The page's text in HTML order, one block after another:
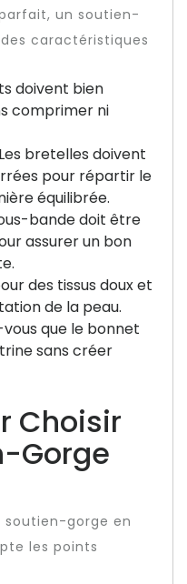
un soutien-
caractéristiques
doivent bien
comprimer ni
Les bretelles doivent
pour répartir le
équilibrée.
bande doit être
assurer un bon
des tissus doux et
de la peau.
que le bonnet
sans créer
Choisir
Gorge
soutien-gorge en
les points